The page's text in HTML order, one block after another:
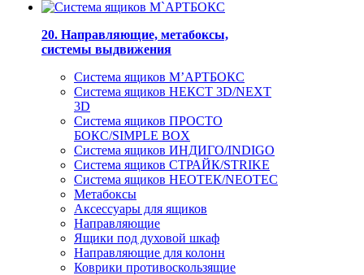
20. Направляющие, метабоксы,
системы выдвижения
Система ящиков М’АРТБОКС
Система ящиков НЕКСТ 3D/NEXT
3D
Система ящиков ПРОСТО
БОКС/SIMPLE BOX
Система ящиков ИНДИГО/INDIGO
Система ящиков СТРАЙК/STRIKE
Система ящиков НЕОТЕК/NEOTEC
Метабоксы
Аксессуары для ящиков
Направляющие
Ящики под духовой шкаф
Направляющие для колонн
Коврики противоскользящие